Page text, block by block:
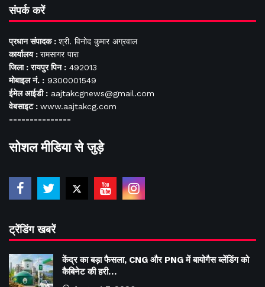
संपर्क करें
प्रधान संपादक : श्री. विनोद कुमार अग्रवाल
कार्यालय : रामसागर पारा
जिला : रायपुर पिन : 492013
मोबाइल नं. : 9300001549
ईमेल आईडी : aajtakcgnews@gmail.com
वेबसाइट : www.aajtakcg.com
---------------
सोशल मीडिया से जुड़े
ट्रेंडिंग खबरें
केंद्र का बड़ा फैसला, CNG और PNG में बायोगैस ब्लेंडिंग को
कैबिनेट की हरी…